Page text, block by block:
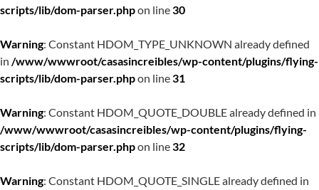
scripts/lib/dom-parser.phpon line30
Warning: Constant HDOM_TYPE_UNKNOWN already defined
in /www/wwwroot/casasincreibles/wp-content/plugins/flying-
scripts/lib/dom-parser.phpon line31
Warning: Constant HDOM_QUOTE_DOUBLE already defined in
/www/wwwroot/casasincreibles/wp-content/plugins/flying-
scripts/lib/dom-parser.phpon line32
Warning: Constant HDOM_QUOTE_SINGLE already defined in